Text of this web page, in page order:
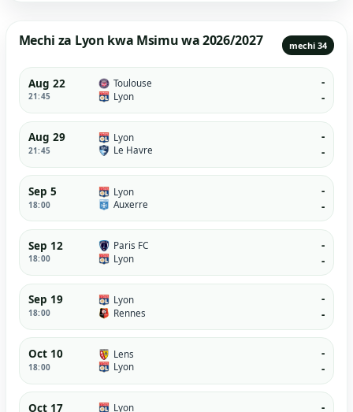
Mechi za Lyon kwa Msimu wa 2026/2027 mechi 34
Aug 22
21:45
Toulouse
Lyon
-
-
Aug 29
21:45
Lyon
Le Havre
-
-
Sep 5
18:00
Lyon
Auxerre
-
-
Sep 12
18:00
Paris FC
Lyon
-
-
Sep 19
18:00
Lyon
Rennes
-
-
Oct 10
18:00
Lens
Lyon
-
-
Oct 17
Lyon
-